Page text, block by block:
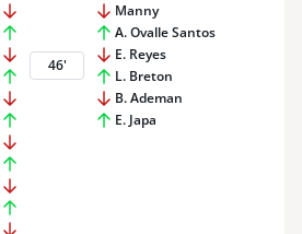
46'
Manny
A. Ovalle Santos
E. Reyes
L. Breton
B. Ademan
E. Japa